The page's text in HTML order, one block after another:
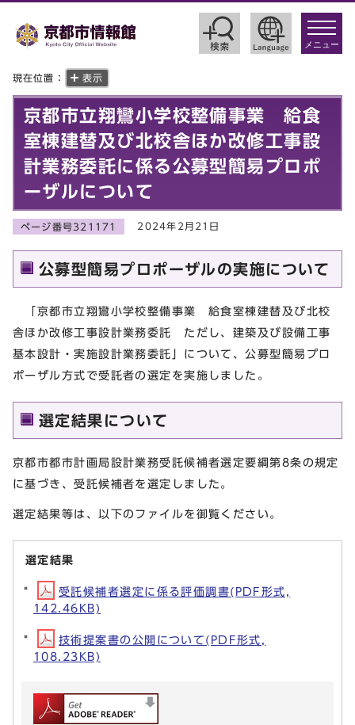
toggle
メニュー
現在位置： 表示
京都市立翔鸞小学校整備事業 給食
室棟建替及び北校舎ほか改修工事設
計業務委託に係る公募型簡易プロポ
ーザルについて
ページ番号321171 2024年2月21日
公募型簡易プロポーザルの実施について
「京都市立翔鸞小学校整備事業 給食室棟建替及び北校
舎ほか改修工事設計業務委託 ただし、建築及び設備工事
基本設計・実施設計業務委託」について、公募型簡易プロ
ポーザル方式で受託者の選定を実施しました。
選定結果について
京都市都市計画局設計業務受託候補者選定要綱第8条の規定
に基づき、受託候補者を選定しました。
選定結果等は、以下のファイルを御覧ください。
選定結果
受託候補者選定に係る評価調書(PDF形式,
142.46KB)
技術提案書の公開について(PDF形式,
108.23KB)